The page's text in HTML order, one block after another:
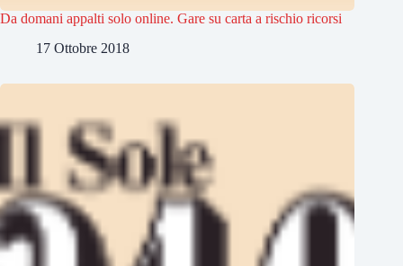
Da domani appalti solo online. Gare su carta a rischio ricorsi
17 Ottobre 2018